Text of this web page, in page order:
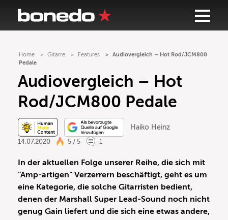
Home Gitarre Features
Audiovergleich – Hot Rod/JCM800
Pedale
Audiovergleich – Hot
Rod/JCM800 Pedale
Haiko Heinz
14.07.2020
5 / 5 1
In der aktuellen Folge unserer Reihe, die sich mit
“Amp-artigen” Verzerrern beschäftigt, geht es um
eine Kategorie, die solche Gitarristen bedient,
denen der Marshall Super Lead-Sound noch nicht
genug Gain liefert und die sich eine etwas andere,